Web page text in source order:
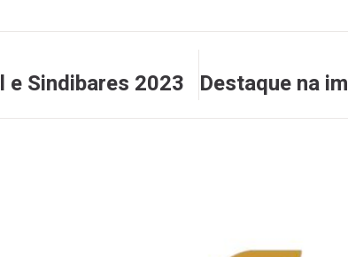
Sindibares 2023